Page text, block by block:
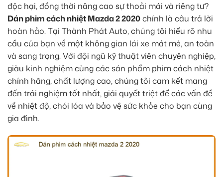
độc hại, đồng thời nâng cao sự thoải mái và riêng tư?
Dán phim cách nhiệt Mazda 2 2020chính là câu trả lời
hoàn hảo. Tại Thành Phát Auto, chúng tôi hiểu rõ nhu
cầu của bạn về một không gian lái xe mát mẻ, an toàn
và sang trọng. Với đội ngũ kỹ thuật viên chuyên nghiệp,
giàu kinh nghiệm cùng các sản phẩm phim cách nhiệt
chính hãng, chất lượng cao, chúng tôi cam kết mang
đến trải nghiệm tốt nhất, giải quyết triệt để các vấn đề
về nhiệt độ, chói lóa và bảo vệ sức khỏe cho bạn cùng
gia đình.